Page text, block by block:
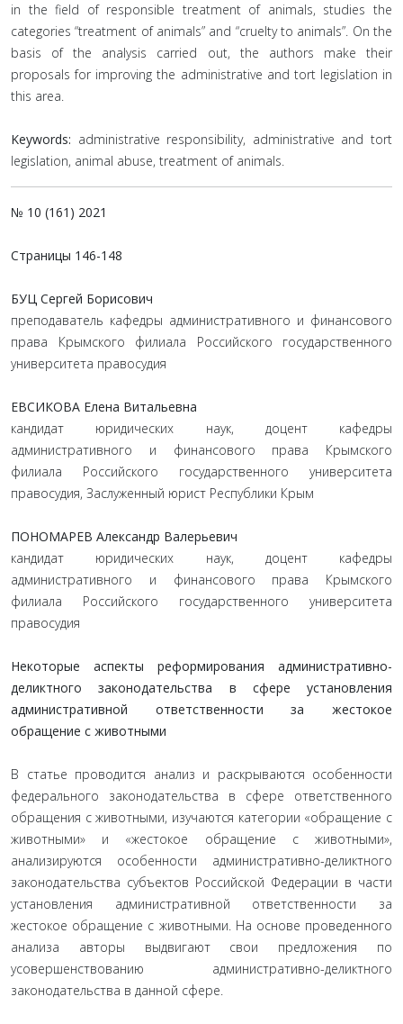
in the field of responsible treatment of animals, studies the
categories “treatment of animals” and “cruelty to animals”. On the
basis of the analysis carried out, the authors make their
proposals for improving the administrative and tort legislation in
this area.
Keywords: administrative responsibility, administrative and tort
legislation, animal abuse, treatment of animals.
№ 10 (161) 2021
Страницы 146-148
БУЦ Сергей Борисович
преподаватель кафедры административного и финансового
права Крымского филиала Российского государственного
университета правосудия
ЕВСИКОВА Елена Витальевна
кандидат юридических наук, доцент кафедры
административного и финансового права Крымского
филиала Российского государственного университета
правосудия, Заслуженный юрист Республики Крым
ПОНОМАРЕВ Александр Валерьевич
кандидат юридических наук, доцент кафедры
административного и финансового права Крымского
филиала Российского государственного университета
правосудия
Некоторые аспекты реформирования административно-
деликтного законодательства в сфере установления
административной ответственности за жестокое
обращение с животными
В статье проводится анализ и раскрываются особенности
федерального законодательства в сфере ответственного
обращения с животными, изучаются категории «обращение с
животными» и «жестокое обращение с животными»,
анализируются особенности административно-деликтного
законодательства субъектов Российской Федерации в части
установления административной ответственности за
жестокое обращение с животными. На основе проведенного
анализа авторы выдвигают свои предложения по
усовершенствованию административно-деликтного
законодательства в данной сфере.